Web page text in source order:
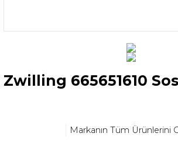
Zwilling 665651610
Markanın Tüm Ürünlerini